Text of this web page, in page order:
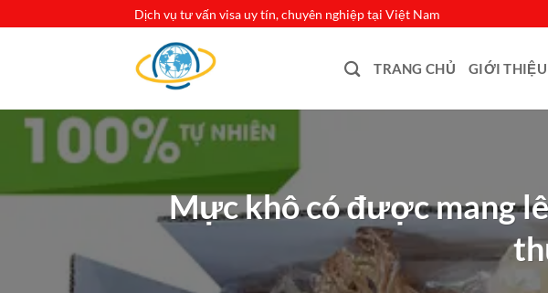
Dịch vụ tư vấn visa uy tín, chuyên nghiệp tại Việt Nam
TRANG CHỦ GIỚI THIỆU
Mực khô có được mang